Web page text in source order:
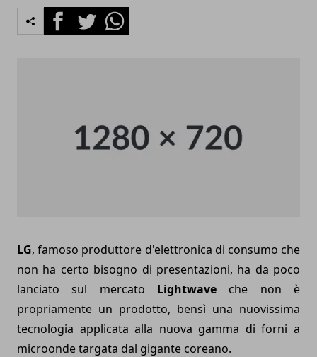
FacebookTwitterWhatsapp
LG, famoso produttore d'elettronica di consumo che
non ha certo bisogno di presentazioni, ha da poco
lanciato sul mercato Lightwave che non è
propriamente un prodotto, bensì una nuovissima
tecnologia applicata alla nuova gamma di forni a
microonde targata dal gigante coreano.